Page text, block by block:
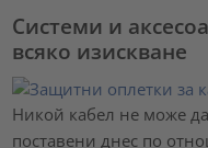
Системи и
всяко изискване
Никой кабел не може
поставени днес по